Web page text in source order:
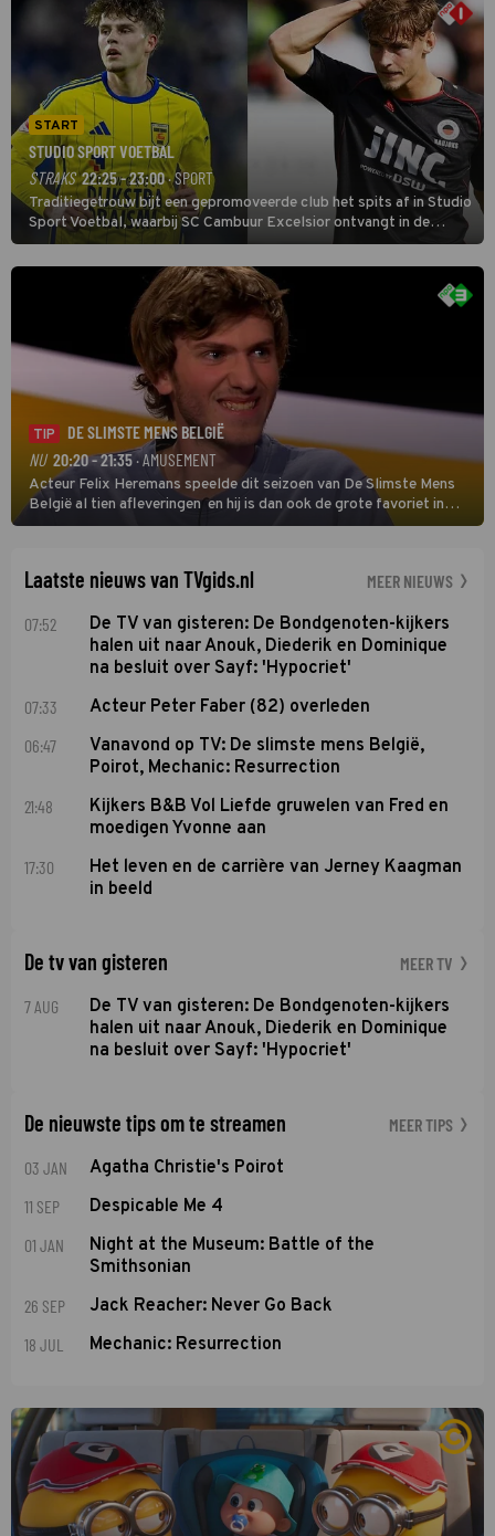
START
STUDIO SPORT VOETBAL
STRAKS 22:25 - 23:00· SPORT
Traditiegetrouw bijt een gepromoveerde club het spits af in Studio
Sport Voetbal, waarbij SC Cambuur Excelsior ontvangt in de
eerste wedstrijd van het nieuwe Eredivisieseizoen. De nieuwe
oefenmeester is Johan Plat en hij wil aanvallend voetballen.
TIP
DE SLIMSTE MENS BELGIË
NU 20:20 - 21:35· AMUSEMENT
Acteur Felix Heremans speelde dit seizoen van De Slimste Mens
België al tien afleveringen en hij is dan ook de grote favoriet in
deze seizoensfinale. En er is Nederlandse inbreng, want komiek
Laatste nieuws van TVgids.nl MEER NIEUWS
07:52
De TV van gisteren: De Bondgenoten-kijkers
halen uit naar Anouk, Diederik en Dominique
na besluit over Sayf: 'Hypocriet'
07:33 Acteur Peter Faber (82) overleden
06:47
Vanavond op TV: De slimste mens België,
Poirot, Mechanic: Resurrection
21:48
Kijkers B&B Vol Liefde gruwelen van Fred en
moedigen Yvonne aan
17:30
Het leven en de carrière van Jerney Kaagman
in beeld
De tv van gisteren MEER TV
7 AUG
De TV van gisteren: De Bondgenoten-kijkers
halen uit naar Anouk, Diederik en Dominique
na besluit over Sayf: 'Hypocriet'
De nieuwste tips om te streamen MEER TIPS
03 JAN Agatha Christie's Poirot
11 SEP Despicable Me 4
01 JAN
Night at the Museum: Battle of the
Smithsonian
26 SEP Jack Reacher: Never Go Back
18 JUL Mechanic: Resurrection